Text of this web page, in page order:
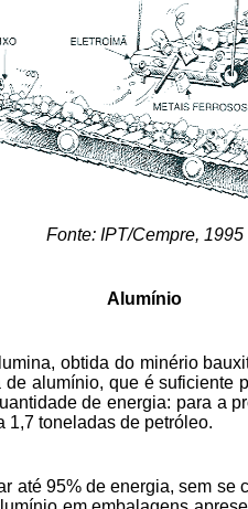
Fonte: IPT/Cempre, 1995
Alumínio
obtida do minério
alumínio, que é suficiente
de energia: para a
1,7 toneladas de petróleo.
até 95% de energia, sem se